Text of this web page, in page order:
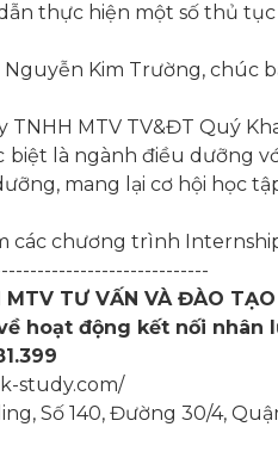
thực hiện một số thủ tục
Kim Trường, chúc
TNHH MTV TV&ĐT Quý
biệt là ngành điều dưỡng
mang lại cơ hội học
các chương trình
MTV TƯ VẤN VÀ ĐÀO TẠO
hoạt động kết nối nhân
study.com/
Số 140, Đường 30/4,